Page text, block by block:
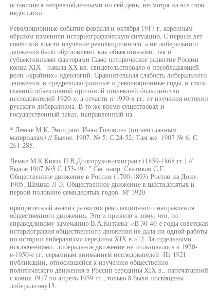
оставшиеся непревзойденными по сей день, несмотря на все свои
недостатки.
Революционные события февраля и октября 1917 г. коренным
образом изменили историографическую ситуацию. С первых лет
советской власти изучение революционного, а не либерального
движения было обусловлено, как объективными, так и
субъективными факторами Само историческое развитие России
конца XIX - начала XX вв. свидетельствовало о преобладающей
роли «крайних» идеологий. Сравнительная слабость либерального
движения, в предреволюционные и революционные годы, и стала
главной объективной причиной отвлекшей большинство
исследователей 1920-х, а отчасти и 1930-х гг. от изучения истории
русского либерализма. В то же время существовал и
государственный заказ, направленный на
* Лемке М К. Эмигрант Иван Головин- (по неизданным
материалам) // Былое. 1907. № 5. С 24-52; Там же. 1907 № 6. С.
261-285.
Лемке М.К Князь П.В.Долгоруков-эмигрант (1859-1868 гг.) //
Былое 1907 №3 С 153-191 " См. напр. Сватиков С.Г.
Общественное движение в России (1700-1893) Ростов на Дону.
1905, Шишко Л Э. Общественное движение в шестидесятых и
первой половине семидесятых годов. М' 1920.
приоритетный анализ развития революционного направления
общественного движения. Это и привело к тому, что, по
справедливому замечанию В.А.Китаева: «В 30-40-е годы советская
историография общественного движения не дала ни одной работы
по истории либерализма середины XIX в.»12. За отдельными
исключениями, либеральное движение не пользовалось в 1920-
е-1950-е гг. серьезным вниманием исследователей. Из 1921
публикации, относившейся к изучению общественно-
политического движения в России середины XIX в., напечатанной
с конца 1917 по апрель 1959 гг., только 8 были посвящены
либерализму13.